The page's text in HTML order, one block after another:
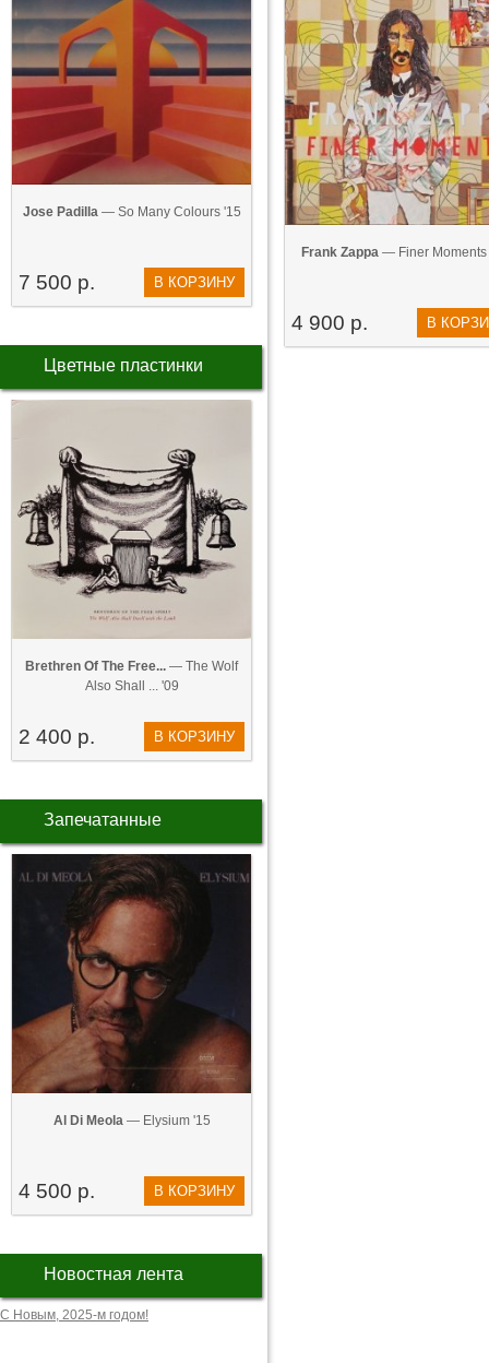
Jose Padilla— So Many Colours '15
7 500 р. В КОРЗИНУ
Цветные пластинки
Brethren Of The Free... — The Wolf
Also Shall ... '09
2 400 р. В КОРЗИНУ
Запечатанные
Al Di Meola— Elysium '15
4 500 р. В КОРЗИНУ
Новостная лента
С Новым, 2025-м годом!
Frank Zappa — Finer Moments
4 900 р. В